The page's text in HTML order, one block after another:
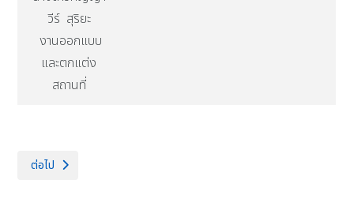
วีร์ สุริยะ
งานออกแบบ
และตกแต่ง
สถานที่
เนื้อหาถัดไป: กลุ่มบริหารวิชาการ
ต่อไป